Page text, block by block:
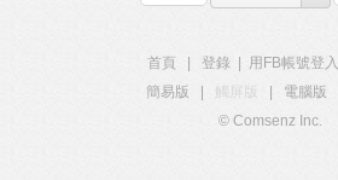
首頁 登錄 用FB帳號登入
簡易版
觸屏版 電腦版
© Comsenz Inc.